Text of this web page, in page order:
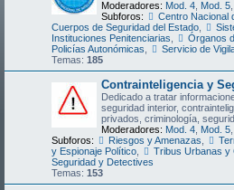
Moderadores: Mod. 4 Mod. 5
Subforos:
Centro Nacional
Cuerpos de Seguridad del Estado
Instituciones Penitenciarias
Órganos
Policías Autonómicas
Servicio de
Temas: 185
Contrainteligencia y
Dedicado a tratar
seguridad interior,
privados, criminología,
Moderadores: Mod. 4 Mod. 5
Subforos:
Riesgos y Amenazas
y Espionaje Político
Tribus Urbanas y
Seguridad y Detectives
Temas: 153